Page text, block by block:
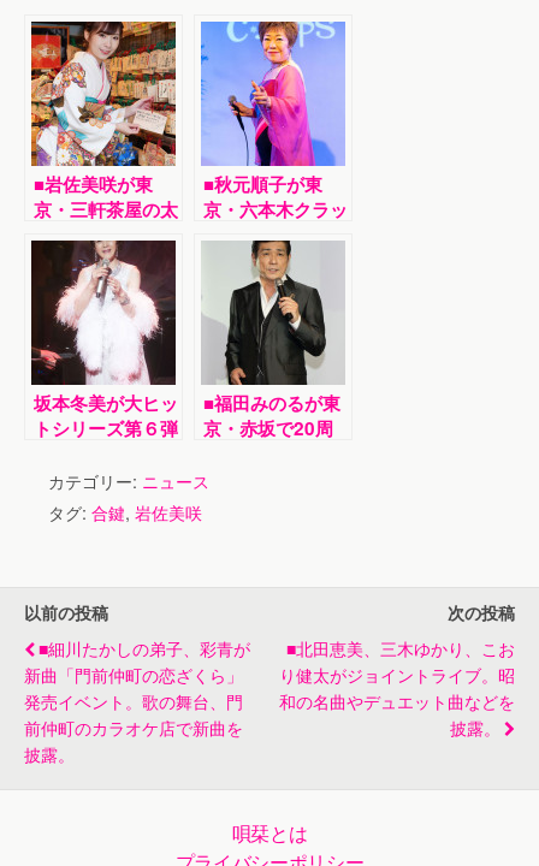
■岩佐美咲が東
京・三軒茶屋の太
子堂八幡神社で新
曲「恋の終わり三
軒茶屋」ヒット祈
願。絵馬に大ヒッ
トの願いを
■秋元順子が東
京・六本木クラッ
プスで新曲「たそ
がれ坂の二日月」
発表ライブ。最新
アルバムのカバー
曲も披露
坂本冬美が大ヒッ
トシリーズ第６弾
ｎｇｓ Ⅵ」発売
記念ライブ。話題
の「片想い～」初
■福田みのるが東
京・赤坂で20周
ャパン移籍第１弾
カテゴリー: ニュース
タグ: 合鍵, 岩佐美咲
以前の投稿
■細川たかしの弟子、彩青が
新曲「門前仲町の恋ざくら」
発売イベント。歌の舞台、門
前仲町のカラオケ店で新曲を
披露。
次の投稿
■北田恵美、三木ゆかり、こお
り健太がジョイントライブ。昭
和の名曲やデュエット曲などを
披露。
唄栞とは